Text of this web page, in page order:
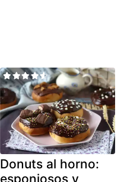
Donuts al horno:
esponjosos y